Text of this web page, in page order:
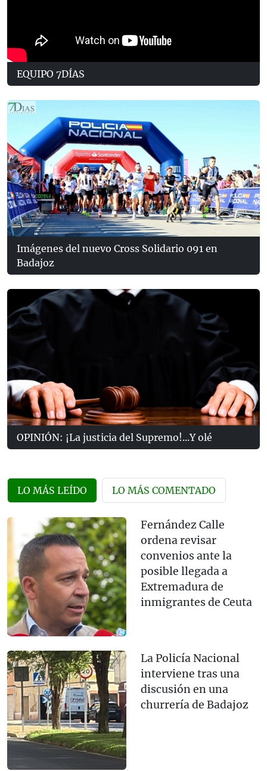
EQUIPO 7DÍAS
Imágenes del nuevo Cross Solidario 091 en
Badajoz
OPINIÓN: ¡La justicia del Supremo!...Y olé
LO MÁS LEÍDO LO MÁS COMENTADO
Fernández Calle
ordena revisar
convenios ante la
posible llegada a
Extremadura de
inmigrantes de Ceuta
La Policía Nacional
interviene tras una
discusión en una
churrería de Badajoz